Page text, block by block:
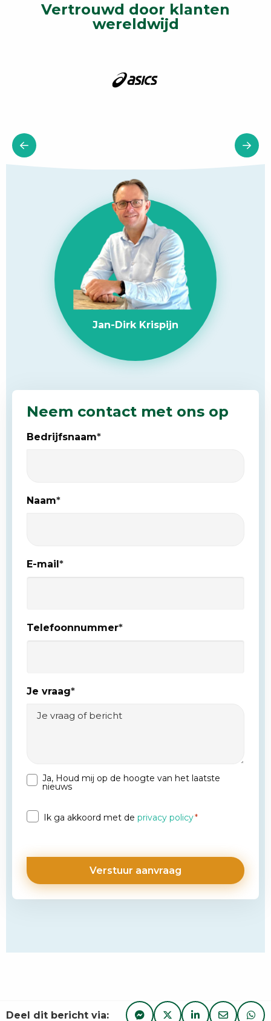
Vertrouwd door klanten
wereldwijd
Jan-Dirk Krispijn
Neem contact met ons op
Bedrijfsnaam*
Naam*
E-mail*
Telefoonnummer*
Je vraag*
Nieuwsbrief
Ja, Houd mij op de hoogte van het laatste
nieuws
Privacy
Ik ga akkoord met de privacy policy*
Deel dit bericht via: